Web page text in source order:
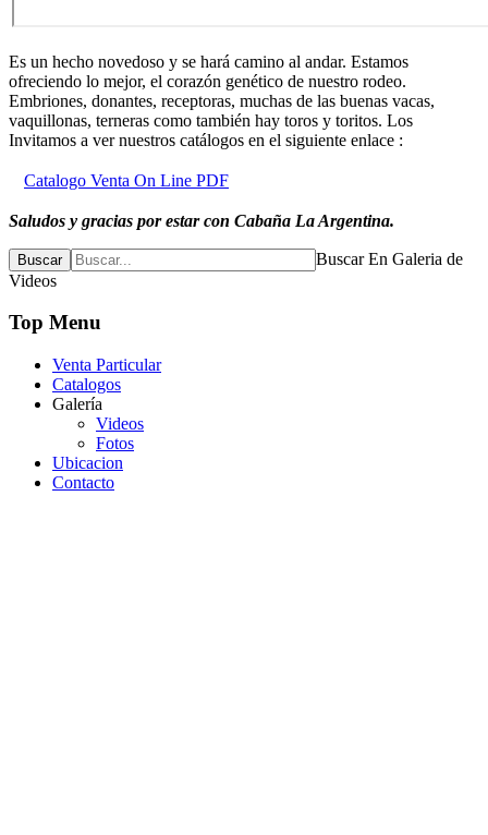
Es un hecho novedoso y se hará camino al andar. Estamos
ofreciendo lo mejor, el corazón genético de nuestro rodeo.
Embriones, donantes, receptoras, muchas de las buenas vacas,
vaquillonas, terneras como también hay toros y toritos. Los
Invitamos a ver nuestros catálogos en el siguiente enlace :
Catalogo Venta On Line PDF
Saludos y gracias por estar con Cabaña La Argentina.
Buscar
Buscar En Galeria de
Videos
Top Menu
Venta Particular
Catalogos
Galería
Videos
Fotos
Ubicacion
Contacto